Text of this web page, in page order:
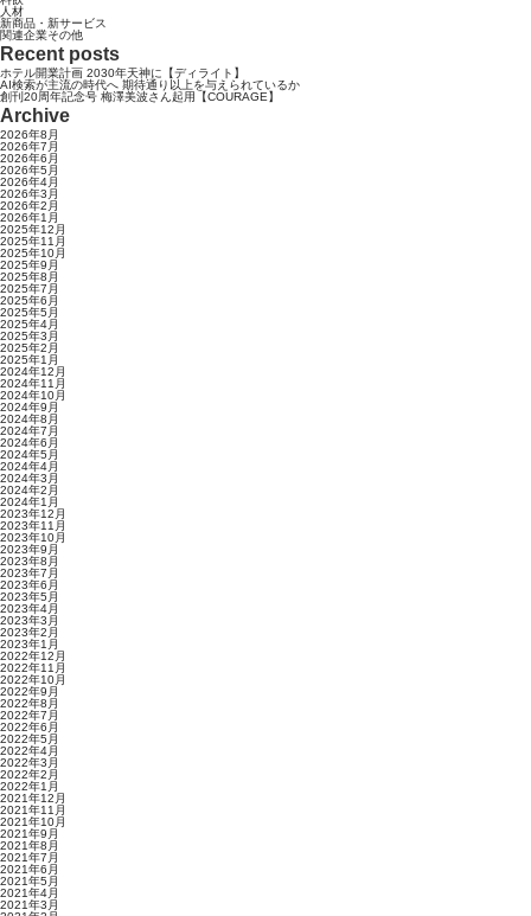
人材
新商品・新サービス
関連企業その他
Recent posts
ホテル開業計画 2030年天神に【ディライト】
AI検索が主流の時代へ 期待通り以上を与えられているか
創刊20周年記念号 梅澤美波さん起用【COURAGE】
Archive
2026年8月
2026年7月
2026年6月
2026年5月
2026年4月
2026年3月
2026年2月
2026年1月
2025年12月
2025年11月
2025年10月
2025年9月
2025年8月
2025年7月
2025年6月
2025年5月
2025年4月
2025年3月
2025年2月
2025年1月
2024年12月
2024年11月
2024年10月
2024年9月
2024年8月
2024年7月
2024年6月
2024年5月
2024年4月
2024年3月
2024年2月
2024年1月
2023年12月
2023年11月
2023年10月
2023年9月
2023年8月
2023年7月
2023年6月
2023年5月
2023年4月
2023年3月
2023年2月
2023年1月
2022年12月
2022年11月
2022年10月
2022年9月
2022年8月
2022年7月
2022年6月
2022年5月
2022年4月
2022年3月
2022年2月
2022年1月
2021年12月
2021年11月
2021年10月
2021年9月
2021年8月
2021年7月
2021年6月
2021年5月
2021年4月
2021年3月